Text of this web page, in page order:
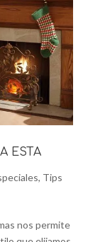
ESTA
, Tips
nos permite